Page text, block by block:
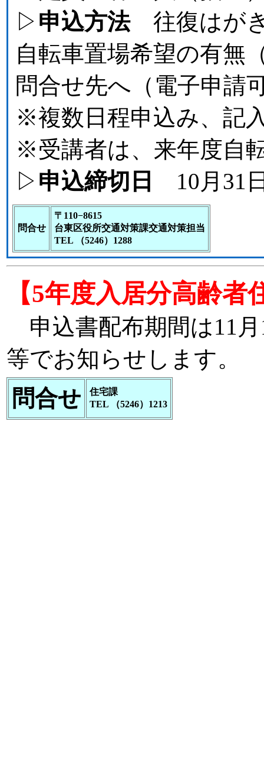
▷ 申込方法往復はがき
自転車置場希望の有無
問合せ先へ（電子申請
※複数日程申込み、記
※受講者は、来年度自
▷ 申込締切日 10月31
問合せ
〒110−8615
台東区役所交通対策課交通対策担当
TEL （5246）1288
【5年度入居分高齢
申込書配布期間は11
等でお知らせします。
問合せ
住宅課
TEL （5246）1213